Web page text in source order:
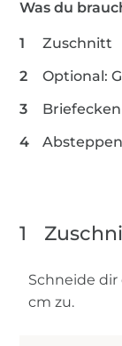
Was du
Zuschnitt
Optional:
Absteppen
1
Schneide dir
cm zu.